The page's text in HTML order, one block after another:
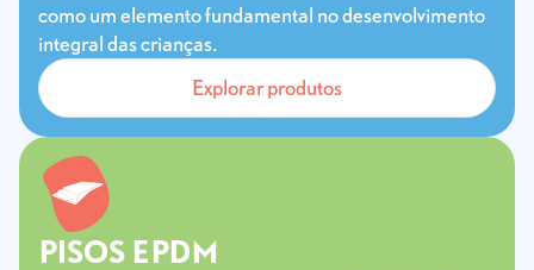
como um elemento fundamental no desenvolvimento
integral das crianças.
Explorar produtos
PISOS EPDM